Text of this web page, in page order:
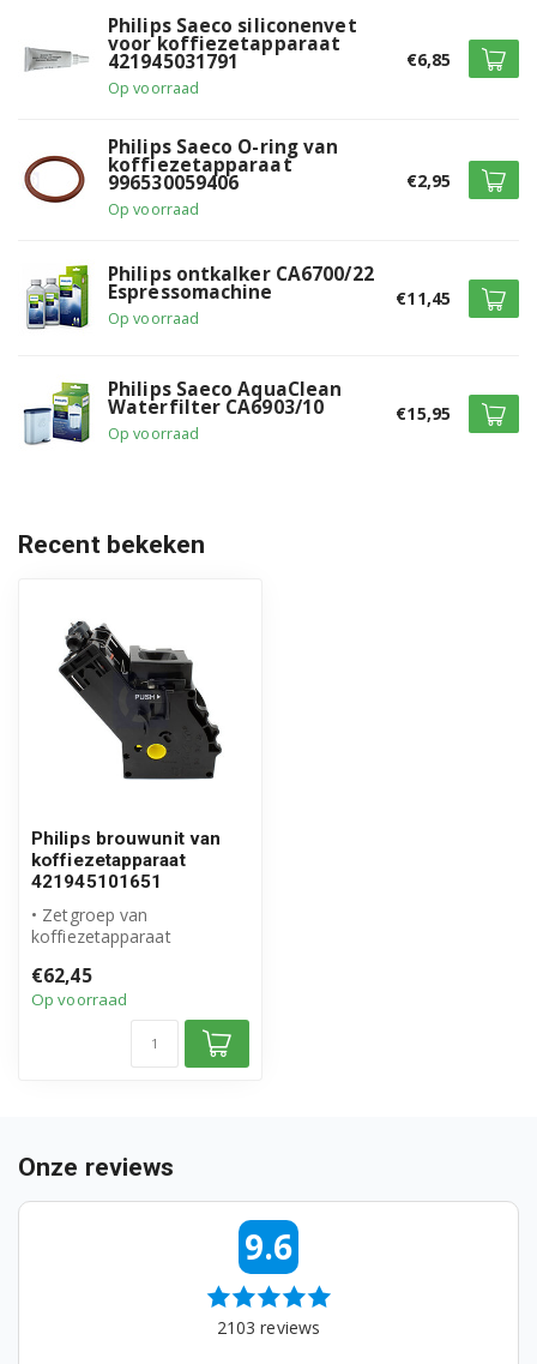
Philips Saeco siliconenvet
voor koffiezetapparaat
421945031791
Op voorraad
€6,85
Philips Saeco O-ring van
koffiezetapparaat
996530059406
Op voorraad
€2,95
Philips ontkalker CA6700/22
Espressomachine
Op voorraad
€11,45
Philips Saeco AquaClean
Waterfilter CA6903/10
Op voorraad
€15,95
Recent bekeken
Philips brouwunit van
koffiezetapparaat
421945101651
• Zetgroep van
koffiezetapparaat
product
• Artikelnu...
€62,45
Op voorraad
Onze reviews
9.6
2103 reviews